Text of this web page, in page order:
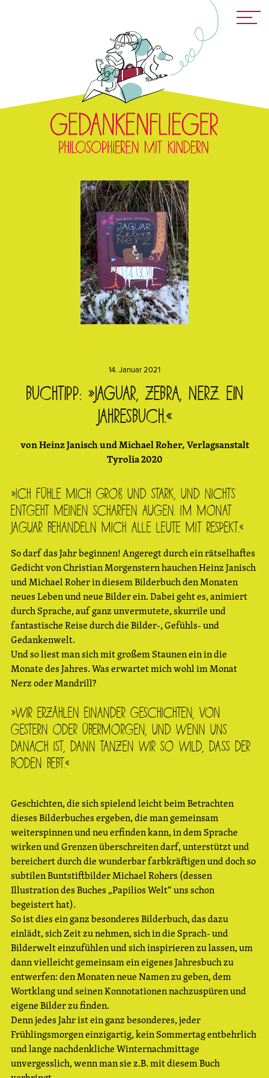
14. Januar 2021
Buchtipp: »Jaguar, Zebra, Nerz. Ein
Jahresbuch.«
von Heinz Janisch und Michael Roher, Verlagsanstalt
Tyrolia 2020
»Ich fühle mich groß und stark, und nichts
entgeht meinen scharfen Augen. Im Monat
Jaguar behandeln mich alle Leute mit Respekt.«
So darf das Jahr beginnen! Angeregt durch ein rätselhaftes
Gedicht von Christian Morgenstern hauchen Heinz Janisch
und Michael Roher in diesem Bilderbuch den Monaten
neues Leben und neue Bilder ein. Dabei geht es, animiert
durch Sprache, auf ganz unvermutete, skurrile und
fantastische Reise durch die Bilder-, Gefühls- und
Gedankenwelt.
Und so liest man sich mit großem Staunen ein in die
Monate des Jahres. Was erwartet mich wohl im Monat
Nerz oder Mandrill?
»Wir erzählen einander Geschichten, von
gestern oder übermorgen, und wenn uns
danach ist, dann tanzen wir so wild, dass der
Boden bebt.«
Geschichten, die sich spielend leicht beim Betrachten
dieses Bilderbuches ergeben, die man gemeinsam
weiterspinnen und neu erfinden kann, in dem Sprache
wirken und Grenzen überschreiten darf, unterstützt und
bereichert durch die wunderbar farbkräftigen und doch so
subtilen Buntstiftbilder Michael Rohers (dessen
Illustration des Buches „Papilios Welt“ uns schon
begeistert hat).
So ist dies ein ganz besonderes Bilderbuch, das dazu
einlädt, sich Zeit zu nehmen, sich in die Sprach- und
Bilderwelt einzufühlen und sich inspirieren zu lassen, um
dann vielleicht gemeinsam ein eigenes Jahresbuch zu
entwerfen: den Monaten neue Namen zu geben, dem
Wortklang und seinen Konnotationen nachzuspüren und
eigene Bilder zu finden.
Denn jedes Jahr ist ein ganz besonderes, jeder
Frühlingsmorgen einzigartig, kein Sommertag entbehrlich
und lange nachdenkliche Winternachmittage
unvergesslich, wenn man sie z.B. mit diesem Buch